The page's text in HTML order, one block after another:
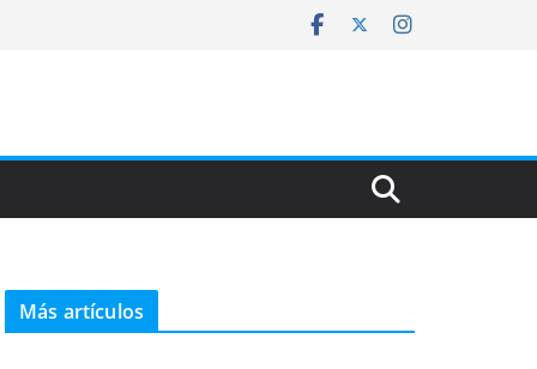
Más artículos